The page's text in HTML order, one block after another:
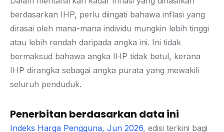
berdasarkan IHP, perlu diingati bahawa inflasi yang
dirasai oleh mana-mana individu mungkin lebih tinggi
atau lebih rendah daripada angka ini. Ini tidak
bermaksud bahawa angka IHP tidak betul, kerana
IHP dirangka sebagai angka purata yang mewakili
seluruh penduduk.
Penerbitan berdasarkan data ini
Indeks Harga Pengguna, Jun 2026, edisi terkini bagi